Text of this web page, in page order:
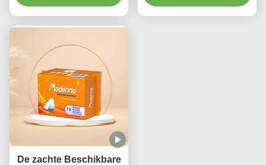
ademen Menstruele
Luierbroek
De zachte Beschikbare